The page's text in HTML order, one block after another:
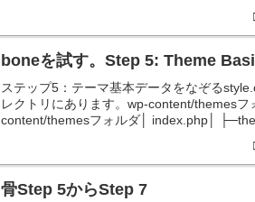
boneを試す。Step 5: Theme
ステップ5：テーマ基本データをなぞる
レクトリにあります。wp-content/themesフ
content/themesフォルダ│ index.php│
骨Step 5からStep 7